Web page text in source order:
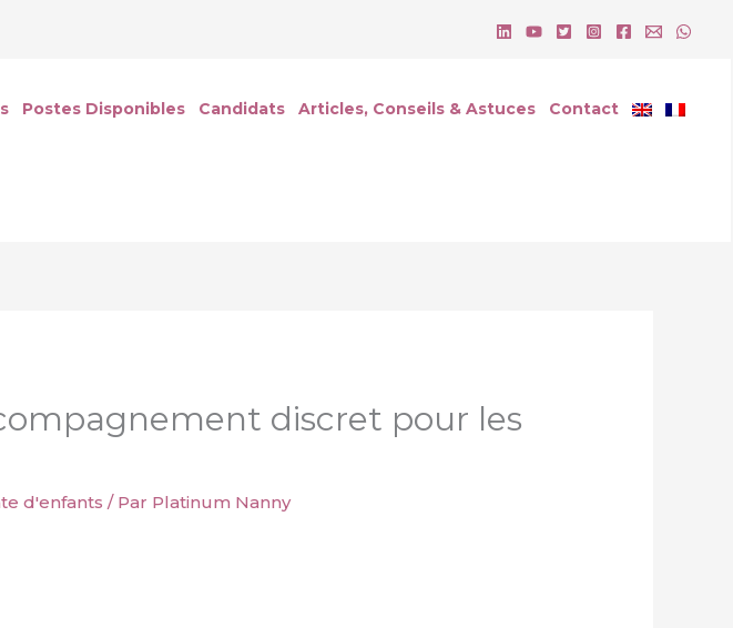
Postes Disponibles Candidats Articles, Conseils & Astuces Contact
discret pour les
d'enfants / Par Platinum Nanny